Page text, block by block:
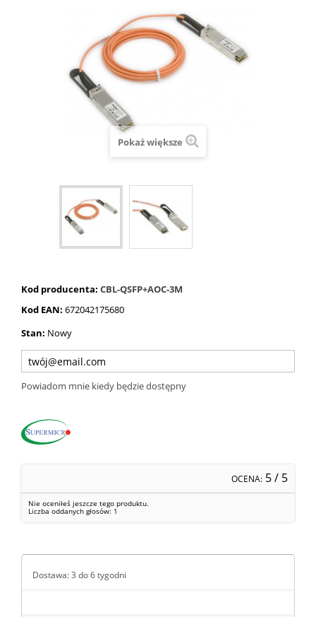
Pokaż większe
Kod producenta: CBL-QSFP+AOC-3M
Kod EAN: 672042175680
Stan: Nowy
Powiadom mnie kiedy będzie dostępny
OCENA: 5/ 5
Nie oceniłeś jeszcze tego produktu.
Liczba oddanych głosów: 1
Dostawa: 3 do 6 tygodni